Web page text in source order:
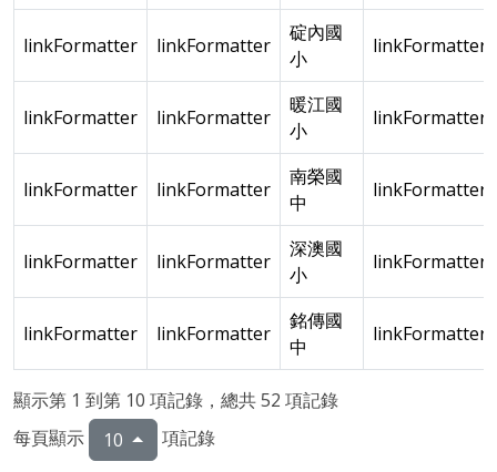
linkFormatter linkFormatter
碇內國
小
linkFormatter
linkFormatter linkFormatter
暖江國
小
linkFormatter
linkFormatter linkFormatter
南榮國
中
linkFormatter
linkFormatter linkFormatter
深澳國
小
linkFormatter
linkFormatter linkFormatter
銘傳國
中
linkFormatter
顯示第 1 到第 10 項記錄，總共 52 項記錄
每頁顯示
10 項記錄